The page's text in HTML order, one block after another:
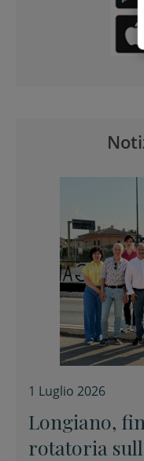
1 Luglio 2026
Longiano,
rotatoria